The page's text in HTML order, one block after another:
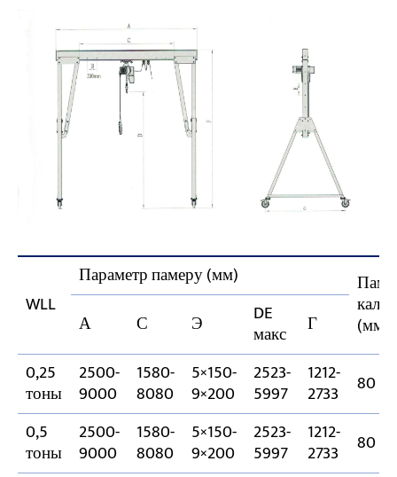
WLL
Параметр памеру (мм)
(мм)
А С Э DE
макс
Г
0,25
тоны
2500-
9000
1580-
8080
5×150-
9×200
2523-
5997
1212-
2733
80
0,5
тоны
2500-
9000
1580-
8080
5×150-
9×200
2523-
5997
1212-
2733
80